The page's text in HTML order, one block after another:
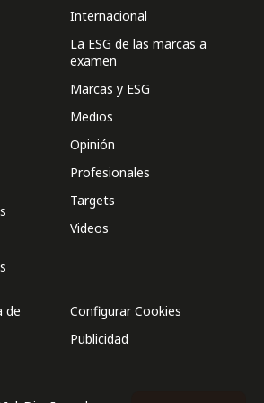
Internacional
La ESG de las marcas a
examen
Marcas y ESG
Medios
Opinión
Profesionales
Targets
Videos
de
Configurar Cookies
Publicidad